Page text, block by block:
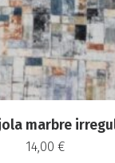
marbre
14,00 €